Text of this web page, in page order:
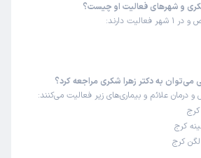
میکنم
نوبت بدن که بیمار 4 ساعت معطل نشه، اونم برای خانم
سخته
و شهرهای فعالیت او چیست؟
می‌توان به دکتر زهرا شکری مراجعه کرد؟
درمان علائم و بیماری‌های زیر فعالیت می‌کنند:
کرج
کرج